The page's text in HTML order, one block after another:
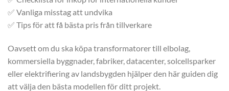
✅ Vanliga misstag att undvika
✅ Tips för att få bästa pris från tillverkare
Oavsett om du ska köpa transformatorer till elbolag,
kommersiella byggnader, fabriker, datacenter, solcellsparker
eller elektrifiering av landsbygden hjälper den här guiden dig
att välja den bästa modellen för ditt projekt.